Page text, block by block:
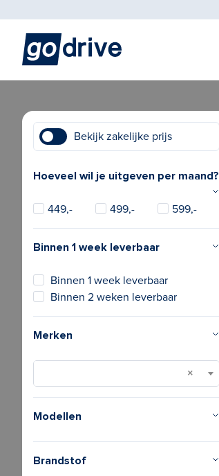
Bekijk zakelijke prijs
Hoeveel wil je uitgeven per maand?
449,- 499,- 599,-
Binnen 1 week leverbaar
Binnen 1 week leverbaar
Binnen 2 weken leverbaar
Merken
Modellen
Brandstof